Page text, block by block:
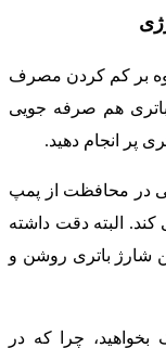
بر کم کردن مصرف
هم صرفه جویی
پر انجام دهید.
در محافظت از پمپ
کند. البته دقت داشته
شارژ باتری روشن و
چرا که در